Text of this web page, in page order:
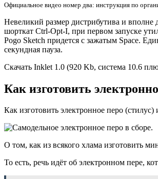
Официальное видео номер два: инструкция по
Невеликий размер дистрибутива и
шорткат Ctrl-Opt-I, при первом запуске
Pogo Sketch придется с зажатым Space.
секундная пауза.
Скачать Inklet 1.0 (920 Kb, система 10.6
Как изготовить
Как изготовить электронное перо
О том, как из всякого хлама изготовить
То есть, речь идёт об электронном пере,